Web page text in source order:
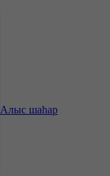
Алыс шаһар